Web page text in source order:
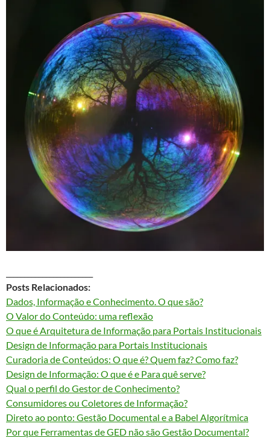
Posts Relacionados:
Dados, Informação e Conhecimento. O que são?
O Valor do Conteúdo: uma reflexão
O que é Arquitetura de Informação para Portais Institucionais
Design de Informação para Portais Institucionais
Curadoria de Conteúdos: O que é? Quem faz? Como faz?
Design de Informação: O que é e Para quê serve?
Qual o perfil do Gestor de Conhecimento?
Consumidores ou Coletores de Informação?
Direto ao ponto: Gestão Documental e a Babel Algorítmica
Por que Ferramentas de GED não são Gestão Documental?